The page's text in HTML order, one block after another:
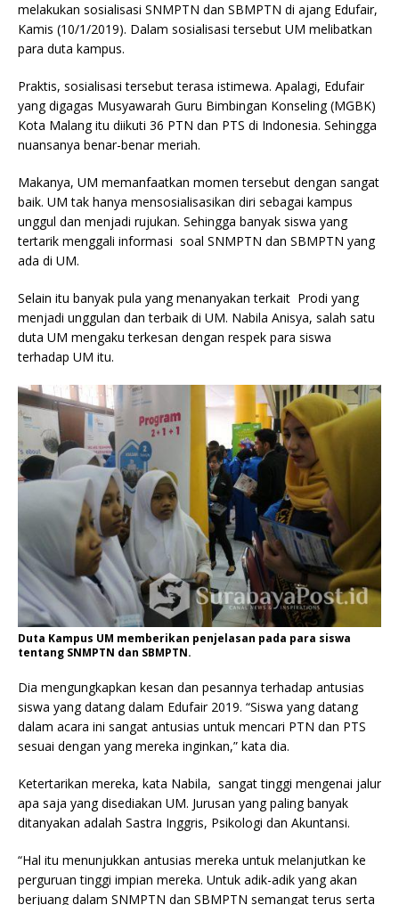
melakukan sosialisasi SNMPTN dan SBMPTN di ajang Edufair,
Kamis (10/1/2019). Dalam sosialisasi tersebut UM melibatkan
para duta kampus.
Praktis, sosialisasi tersebut terasa istimewa. Apalagi, Edufair
yang digagas Musyawarah Guru Bimbingan Konseling (MGBK)
Kota Malang itu diikuti 36 PTN dan PTS di Indonesia. Sehingga
nuansanya benar-benar meriah.
Makanya, UM memanfaatkan momen tersebut dengan sangat
baik. UM tak hanya mensosialisasikan diri sebagai kampus
unggul dan menjadi rujukan. Sehingga banyak siswa yang
tertarik menggali informasi soal SNMPTN dan SBMPTN yang
ada di UM.
Selain itu banyak pula yang menanyakan terkait Prodi yang
menjadi unggulan dan terbaik di UM. Nabila Anisya, salah satu
duta UM mengaku terkesan dengan respek para siswa
terhadap UM itu.
Duta Kampus UM memberikan penjelasan pada para siswa
tentang SNMPTN dan SBMPTN.
Dia mengungkapkan kesan dan pesannya terhadap antusias
siswa yang datang dalam Edufair 2019. “Siswa yang datang
dalam acara ini sangat antusias untuk mencari PTN dan PTS
sesuai dengan yang mereka inginkan,” kata dia.
Ketertarikan mereka, kata Nabila, sangat tinggi mengenai jalur
apa saja yang disediakan UM. Jurusan yang paling banyak
ditanyakan adalah Sastra Inggris, Psikologi dan Akuntansi.
“Hal itu menunjukkan antusias mereka untuk melanjutkan ke
perguruan tinggi impian mereka. Untuk adik-adik yang akan
berjuang dalam SNMPTN dan SBMPTN semangat terus serta